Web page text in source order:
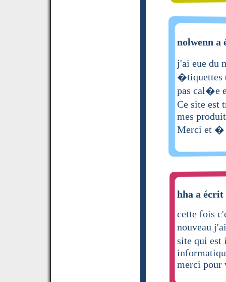
nolwenn a
j'ai eue du
�tiquettes
pas cal�e
Ce site
mes
Merci et
hha a
cette fois
nouveau
site qui est
merci pour